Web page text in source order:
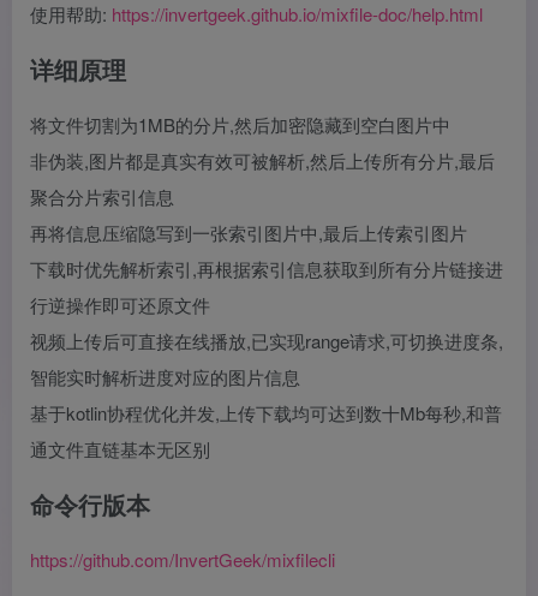
使用帮助: https://invertgeek.github.io/mixfile-doc/help.html
详细原理
将文件切割为1MB的分片,然后加密隐藏到空白图片中
非伪装,图片都是真实有效可被解析,然后上传所有分片,最后
聚合分片索引信息
再将信息压缩隐写到一张索引图片中,最后上传索引图片
下载时优先解析索引,再根据索引信息获取到所有分片链接进
行逆操作即可还原文件
视频上传后可直接在线播放,已实现range请求,可切换进度条,
智能实时解析进度对应的图片信息
基于kotlin协程优化并发,上传下载均可达到数十Mb每秒,和普
通文件直链基本无区别
命令行版本
https://github.com/InvertGeek/mixfilecli